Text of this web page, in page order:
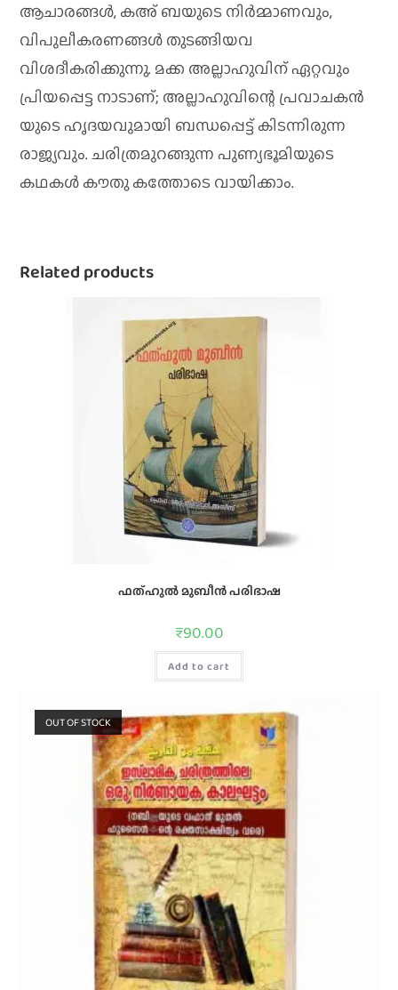
ആചാരങ്ങൾ, കഅ് ബയുടെ നിർമ്മാണവും,
വിപുലീകരണങ്ങൾ തുടങ്ങിയവ
വിശദീകരിക്കുന്നു. മക്ക അല്ലാഹുവിന് ഏറ്റവും
പ്രിയപ്പെട്ട നാടാണ്; അല്ലാഹുവിന്റെ പ്രവാചകൻ
യുടെ ഹൃദയവുമായി ബന്ധപ്പെട്ട് കിടന്നിരുന്ന
രാജ്യവും. ചരിത്രമുറങ്ങുന്ന പുണ്യഭൂമിയുടെ
കഥകൾ കൗതു കത്തോടെ വായിക്കാം.
Related products
ഫത്ഹുൽ മുബീൻ പരിഭാഷ
₹90.00
Add to cart
OUT OF STOCK